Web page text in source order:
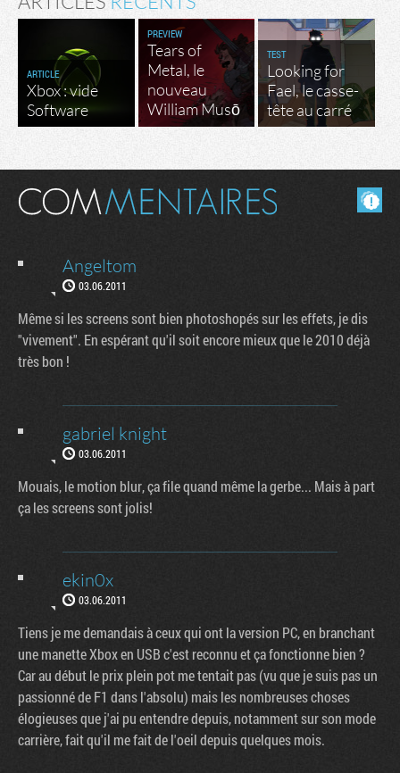
ARTICLE
Xbox : vide
Software
PREVIEW
Tears of
Metal, le
nouveau
William Musō
TEST
Looking for
Fael, le casse-
tête au carré
Masquer les commentaires lus.
Angeltom
03.06.2011
Même si les screens sont bien photoshopés sur les effets, je dis
"vivement". En espérant qu'il soit encore mieux que le 2010 déjà
très bon !
gabriel knight
03.06.2011
Mouais, le motion blur, ça file quand même la gerbe... Mais à part
ça les screens sont jolis!
ekin0x
03.06.2011
Tiens je me demandais à ceux qui ont la version PC, en branchant
une manette Xbox en USB c'est reconnu et ça fonctionne bien ?
Car au début le prix plein pot me tentait pas (vu que je suis pas un
passionné de F1 dans l'absolu) mais les nombreuses choses
élogieuses que j'ai pu entendre depuis, notamment sur son mode
carrière, fait qu'il me fait de l'oeil depuis quelques mois.